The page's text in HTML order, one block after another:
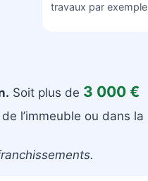
travaux par exemple
Soit plus de 3 000 €
l’immeuble ou dans la